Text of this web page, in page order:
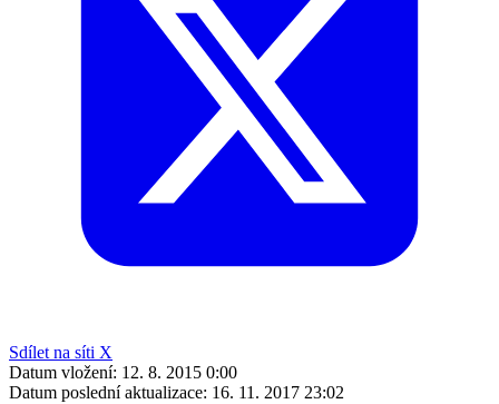
Sdílet na síti X
Datum vložení: 12. 8. 2015 0:00
Datum poslední aktualizace: 16. 11. 2017 23:02